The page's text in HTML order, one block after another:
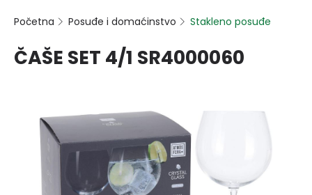
Početna Posuđe i domaćinstvo Stakleno posuđe
ČAŠE SET 4/1 SR4000060